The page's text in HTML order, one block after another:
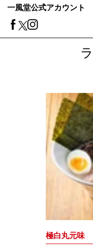
一風堂公式アカウント
極白丸元味